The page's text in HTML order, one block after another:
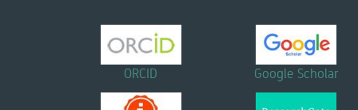
ORCID Google Scholar